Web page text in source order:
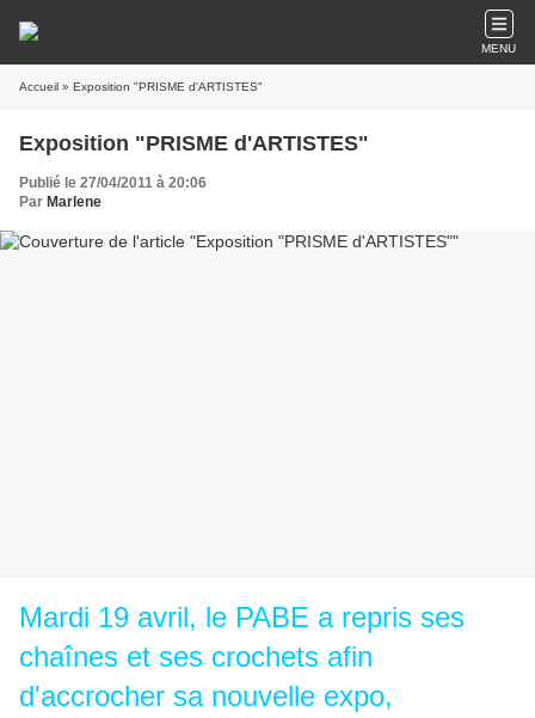
MENU
Accueil » Exposition "PRISME d'ARTISTES"
Exposition "PRISME d'ARTISTES"
Publié le 27/04/2011 à 20:06
Par Marlene
Mardi 19 avril, le PABE a repris ses
chaînes et ses crochets afin
d'accrocher sa nouvelle expo,